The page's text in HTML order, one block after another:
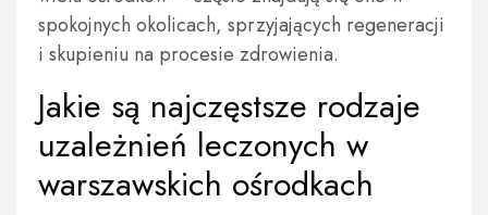
spokojnych okolicach, sprzyjających regeneracji
i skupieniu na procesie zdrowienia.
Jakie są najczęstsze rodzaje
uzależnień leczonych w
warszawskich ośrodkach